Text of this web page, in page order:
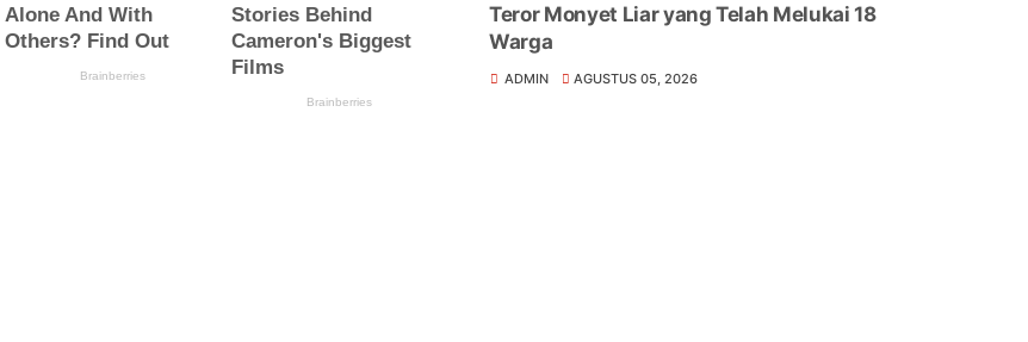
Teror Monyet Liar yang Telah Melukai 18
Warga
ADMIN AGUSTUS 05, 2026